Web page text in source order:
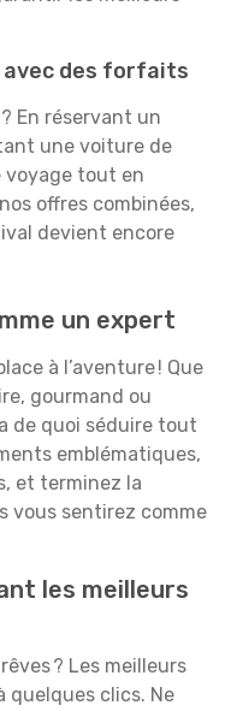
avec des forfaits
En réservant un
une voiture de
voyage tout en
offres combinées,
devient encore
un expert
à l’aventure ! Que
gourmand ou
de quoi séduire tout
emblématiques,
et terminez la
vous sentirez comme
les meilleurs
? Les meilleurs
quelques clics. Ne